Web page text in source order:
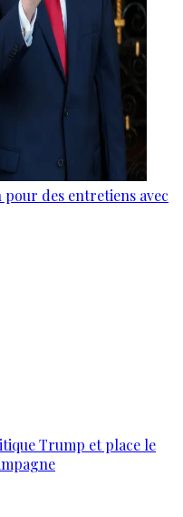
pour des entretiens avec
Trump et place le